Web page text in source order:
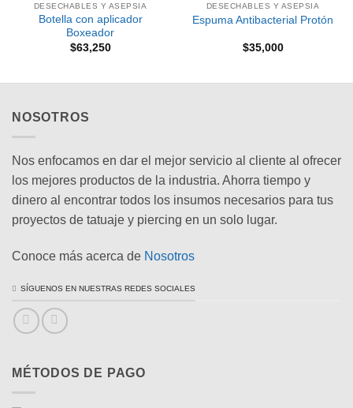
DESECHABLES Y ASEPSIA
Botella con aplicador
Boxeador
$63,250
DESECHABLES Y ASEPSIA
Espuma Antibacterial Protón
$35,000
NOSOTROS
Nos enfocamos en dar el mejor servicio al cliente al ofrecer
los mejores productos de la industria. Ahorra tiempo y
dinero al encontrar todos los insumos necesarios para tus
proyectos de tatuaje y piercing en un solo lugar.
Conoce más acerca de Nosotros
SÍGUENOS EN NUESTRAS REDES SOCIALES
MÉTODOS DE PAGO